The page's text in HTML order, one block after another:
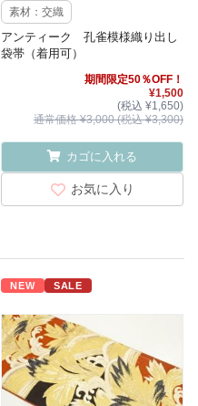
素材：交織
アンティーク 孔雀模様織り出し
袋帯（着用可）
期間限定50％OFF！
¥1,500
(税込 ¥1,650)
通常価格 ¥3,000 (税込 ¥3,300)
カゴに入れる
お気に入り
NEW SALE